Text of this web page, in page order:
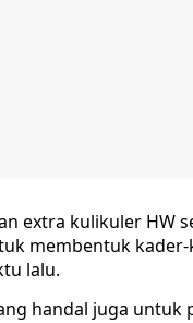
extra kulikuler HW
membentuk
lalu.
handal juga untuk